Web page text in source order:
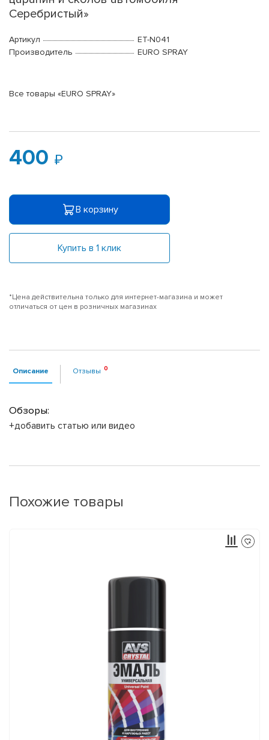
Серебристый»
Артикул
ET-N041
Производитель
EURO SPRAY
Все товары «EURO SPRAY»
400
В корзину
Купить в 1 клик
*Цена действительна только для интернет-магазина и может
отличаться от цен в розничных магазинах
Описание Отзывы
Обзоры:
+добавить статью или видео
Похожие товары